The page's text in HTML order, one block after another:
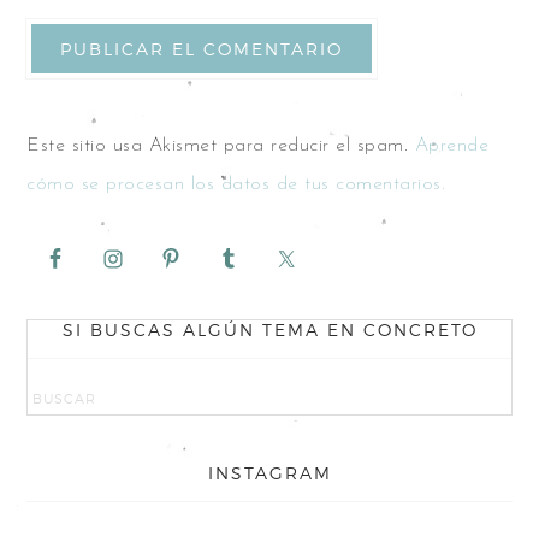
Este sitio usa Akismet para reducir el spam. Aprende
cómo se procesan los datos de tus comentarios.
SI BUSCAS ALGÚN TEMA EN CONCRETO
INSTAGRAM